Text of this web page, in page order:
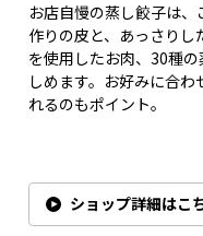
お店自慢の蒸し餃子は
作りの皮と、あっさりし
を使用したお肉、30種
しめます。お好みに合
れるのもポイント。
ショップ詳細はこ